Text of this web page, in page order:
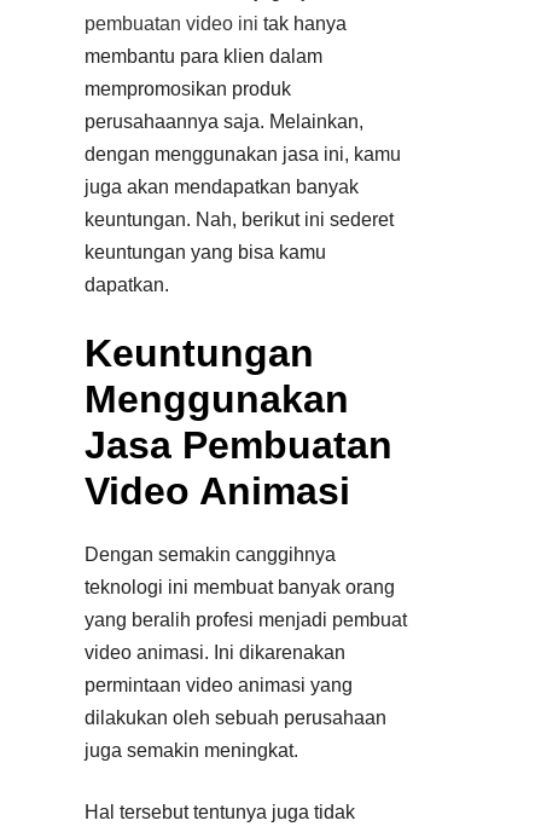
pembuatan videoini tak hanya
membantu para klien dalam
mempromosikan produk
perusahaannya saja. Melainkan,
dengan menggunakan jasa ini, kamu
juga akan mendapatkan banyak
keuntungan. Nah, berikut ini sederet
keuntungan yang bisa kamu
dapatkan.
Keuntungan
Menggunakan
Jasa Pembuatan
Video Animasi
Dengan semakin canggihnya
teknologi ini membuat banyak orang
yang beralih profesi menjadi pembuat
video animasi. Ini dikarenakan
permintaan video animasi yang
dilakukan oleh sebuah perusahaan
juga semakin meningkat.
Hal tersebut tentunya juga tidak